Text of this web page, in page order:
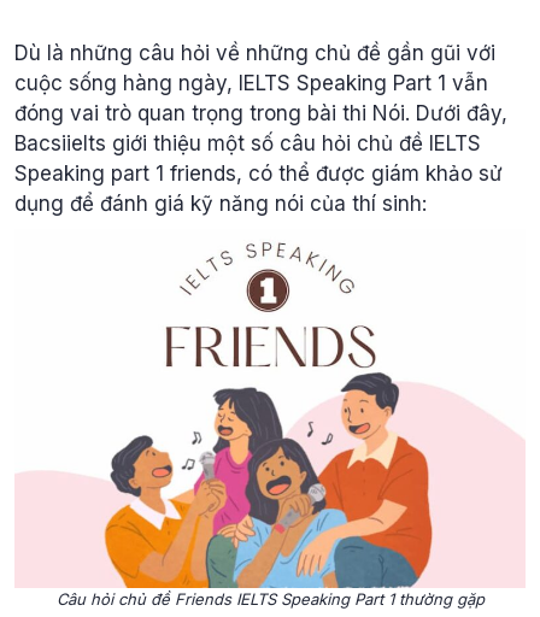
Dù là những câu hỏi về những chủ đề gần gũi với
cuộc sống hàng ngày, IELTS Speaking Part 1 vẫn
đóng vai trò quan trọng trong bài thi Nói. Dưới đây,
Bacsiielts giới thiệu một số câu hỏi chủ đề IELTS
Speaking part 1 friends, có thể được giám khảo sử
dụng để đánh giá kỹ năng nói của thí sinh:
Câu hỏi chủ đề Friends IELTS Speaking Part 1 thường gặp